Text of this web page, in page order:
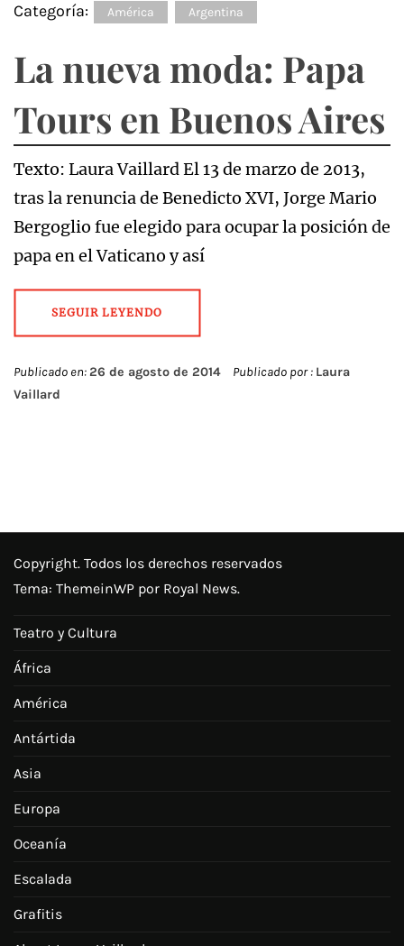
Categoría: América Argentina
La nueva moda: Papa
Tours en Buenos Aires
Texto: Laura Vaillard El 13 de marzo de 2013,
tras la renuncia de Benedicto XVI, Jorge Mario
Bergoglio fue elegido para ocupar la posición de
papa en el Vaticano y así
SEGUIR LEYENDO
Publicado en:26 de agosto de 2014 Publicado por : Laura
Vaillard
Copyright. Todos los derechos reservados
Tema: ThemeinWP por Royal News.
Teatro y Cultura
África
América
Antártida
Asia
Europa
Oceanía
Escalada
Grafitis